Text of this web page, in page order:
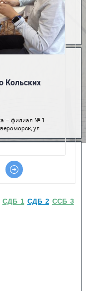
СДБ 1 СДБ 2 ССБ 3